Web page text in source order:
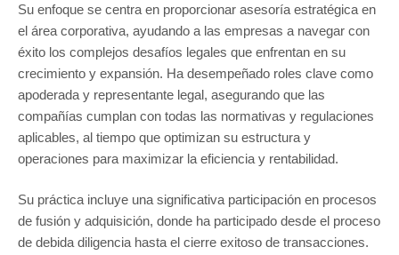
Su enfoque se centra en proporcionar asesoría estratégica en
el área corporativa, ayudando a las empresas a navegar con
éxito los complejos desafíos legales que enfrentan en su
crecimiento y expansión. Ha desempeñado roles clave como
apoderada y representante legal, asegurando que las
compañías cumplan con todas las normativas y regulaciones
aplicables, al tiempo que optimizan su estructura y
operaciones para maximizar la eficiencia y rentabilidad.
Su práctica incluye una significativa participación en procesos
de fusión y adquisición, donde ha participado desde el proceso
de debida diligencia hasta el cierre exitoso de transacciones.